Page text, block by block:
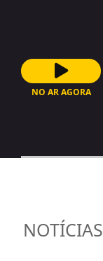
NO AR AGORA
NOTÍCIAS